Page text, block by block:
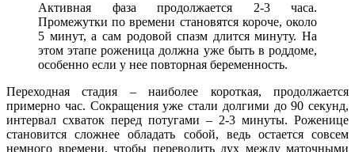
Активная фаза продолжается 2-3 часа.
Промежутки по времени становятся короче, около
5 минут, а сам родовой спазм длится минуту. На
этом этапе роженица должна уже быть в роддоме,
особенно если у нее повторная беременность.
Переходная стадия – наиболее короткая, продолжается
примерно час. Сокращения уже стали долгими до 90 секунд,
интервал схваток перед потугами – 2-3 минуты. Роженице
становится сложнее обладать собой, ведь остается совсем
немного времени, чтобы переводить дух между маточными